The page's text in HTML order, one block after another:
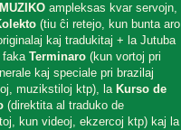
ampleksas kvar servojn,
(tiu ĉi retejo, kun bunta aro
kaj tradukitaj + la Jutuba
fakaTerminaro (kun vortoj pri
kaj speciale pri brazilaj
muzikstiloj ktp), la Kurso de
(direktita al traduko de
kun videoj, ekzercoj ktp) kaj la